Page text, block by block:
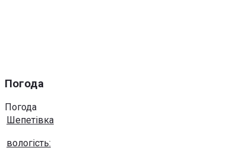
Погода
Погода
Шепетівка
вологість: